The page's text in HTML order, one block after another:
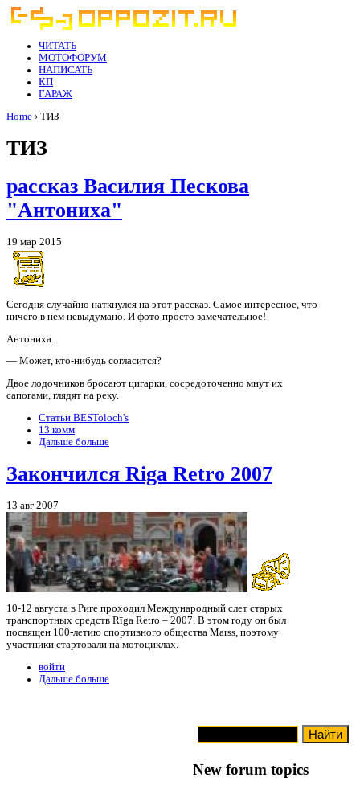
ЧИТАТЬ
МОТОФОРУМ
НАПИСАТЬ
КП
ГАРАЖ
Home › ТИЗ
ТИЗ
рассказ Василия Пескова
"Антониха"
19 мар 2015
Сегодня случайно наткнулся на этот рассказ. Самое интересное, что
ничего в нем невыдумано. И фото просто замечательное!
Антониха.
— Может, кто-нибудь согласится?
Двое лодочников бросают цигарки, сосредоточенно мнут их
сапогами, глядят на реку.
Статьи BESToloch's
13 комм
Дальше больше
Закончился Riga Retro 2007
13 авг 2007
10-12 августа в Риге проходил Международный слет старых
транспортных средств Rīga Retro – 2007. В этом году он был
посвящен 100-летию спортивного общества Marss, поэтому
участники стартовали на мотоциклах.
войти
Дальше больше
New forum topics